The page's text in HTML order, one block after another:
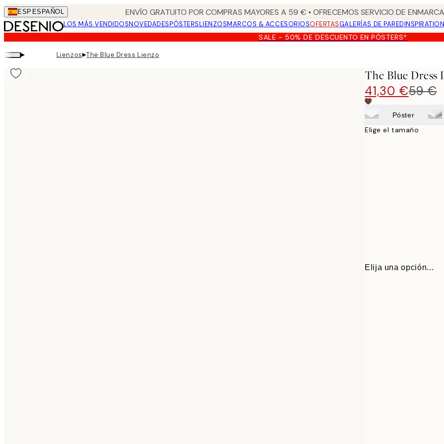
Skip
to
main
content.
ESP ESPAÑOL ENVÍO GRATUITO POR COMPRAS MAYORES A 59 € • OFRECEMOS SERVICIO DE
LOS MÁS VENDIDOSNOVEDADESPÓSTERSLIENZOSMARCOS & ACCESORIOSOFERTASGALERÍAS DE PARED
SALE - 50% DE DESCUENTO EN PÓSTERS*
▸ Lienzos▸The Blue Dress Lienzo
The Blue Dress
41,30 €59 €
Póster
Elige el tamaño
Elija una opción...